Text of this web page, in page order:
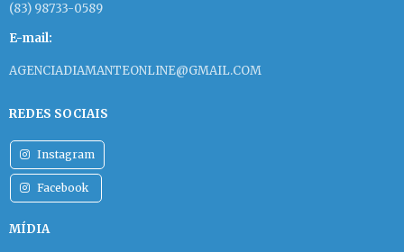
(83) 98733-0589
E-mail:
AGENCIADIAMANTEONLINE@GMAIL.COM
REDES SOCIAIS
Instagram
Facebook
MÍDIA